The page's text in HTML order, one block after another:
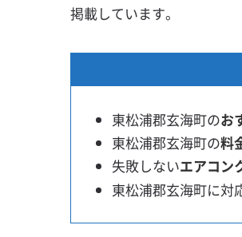
掲載しています。
東松浦郡玄海町のお
東松浦郡玄海町の料
失敗しないエアコン
東松浦郡玄海町に対